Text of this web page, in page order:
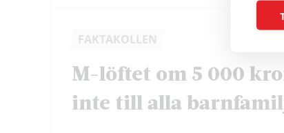
FAKTAKOLLEN
M-löftet om 5 000
inte till alla